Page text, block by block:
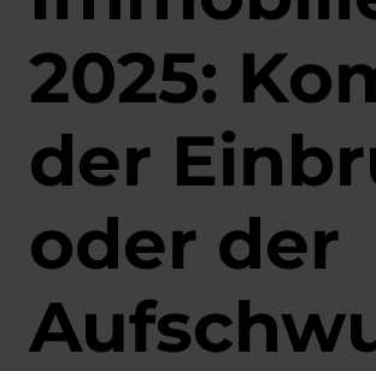
2025:
der
oder der